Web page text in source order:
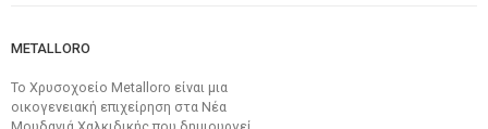
METALLORO
Το Χρυσοχοείο Metalloro είναι μια
οικογενειακή επιχείρηση στα Νέα